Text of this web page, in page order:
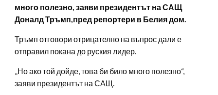
много полезно, заяви президентът на САЩ
Доналд Тръмп,пред репортери в Белия дом.
Тръмп отговори отрицателно на въпрос дали е
отправил покана до руския лидер.
„Но ако той дойде, това би било много полезно“,
заяви президентът на САЩ.